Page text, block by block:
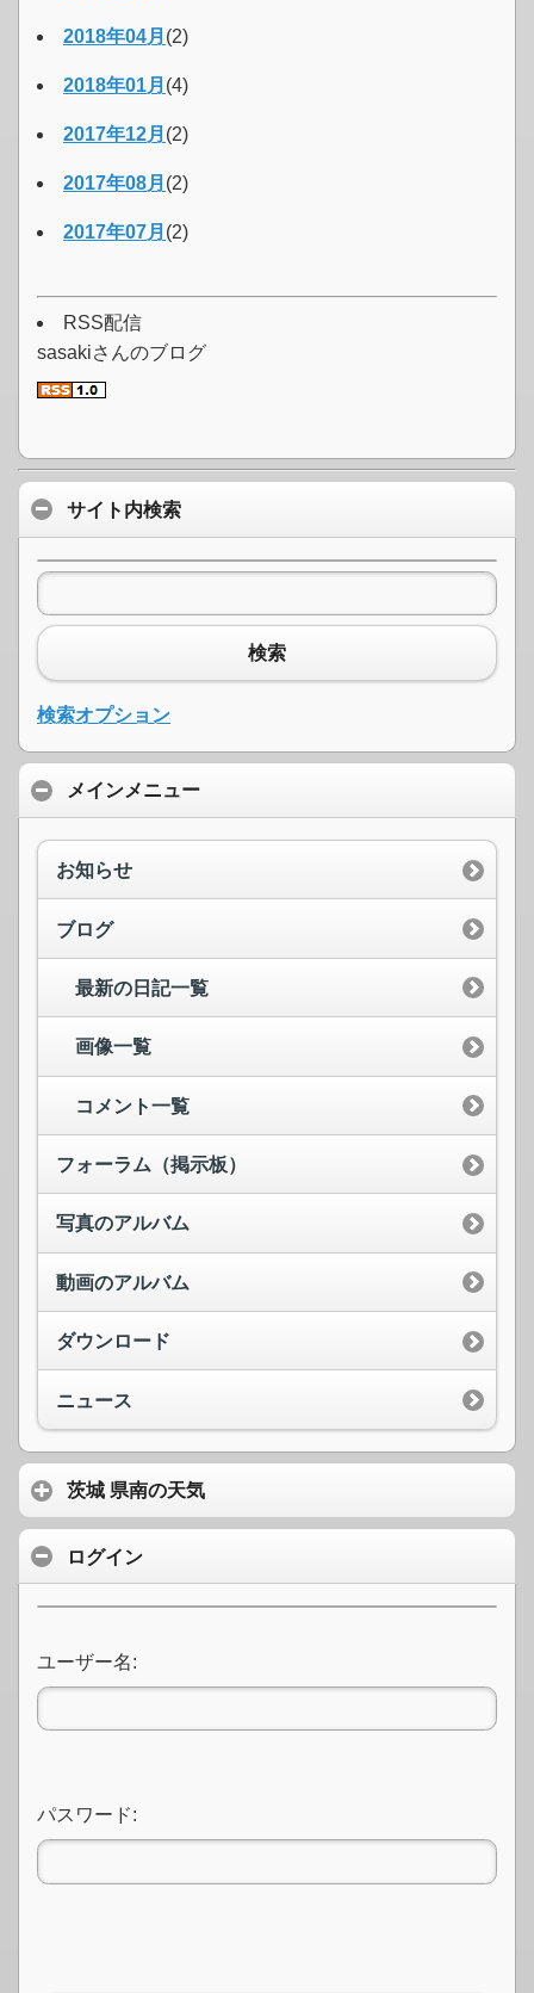
2018年04月 (2)
2018年01月 (4)
2017年12月 (2)
2017年08月 (2)
2017年07月 (2)
RSS配信
sasakiさんのブログ
サイト内検索
検索
検索オプション
メインメニュー
お知らせ
ブログ
最新の日記一覧
画像一覧
コメント一覧
フォーラム（掲示板）
写真のアルバム
動画のアルバム
ダウンロード
ニュース
茨城 県南の天気
ログイン
ユーザー名:
パスワード: